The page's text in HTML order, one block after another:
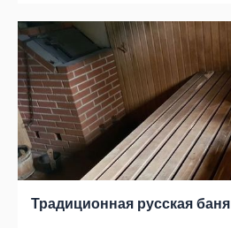
Традиционная русская баня